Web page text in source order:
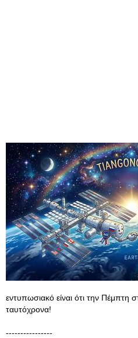
εντυπωσιακό είναι ότι την Πέμπτη
ταυτόχρονα!
----------------